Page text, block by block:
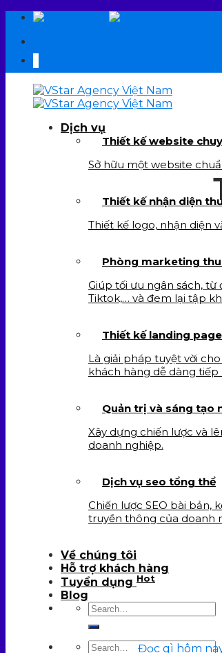
Skip
content
Dịch vụ
Thiết kế website
Sở hữu một website
Thiết kế nhận diện
Thiết kế logo, nhận diện
Phòng marketing
Giúp tối ưu ngân sách,
Tiktok,… và đem lại tập
Thiết kế landing page
Là giải pháp tuyệt vời
khách hàng dễ dàng
Quản trị và sáng tạo
Xây dựng chiến lược và
doanh nghiệp.
Dịch vụ seo tổng thể
Chiến lược SEO bài bản,
truyền thông của doanh
Về chúng tôi
Hỗ trợ khách hàng
Tuyển dụng Hot
Blog
Đọc gì hôm